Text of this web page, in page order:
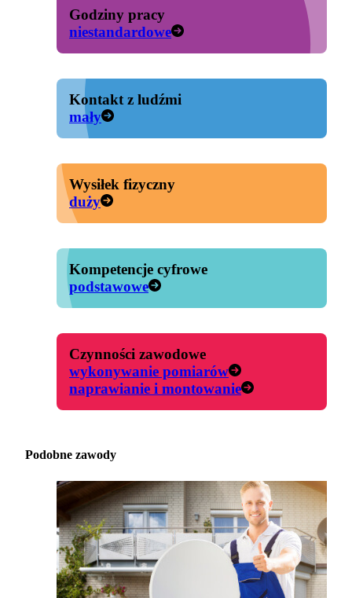
Godziny pracy
niestandardowe
Kontakt z ludźmi
mały
Wysiłek fizyczny
duży
Kompetencje cyfrowe
podstawowe
Czynności zawodowe
wykonywanie pomiarów
naprawianie i montowanie
Podobne zawody